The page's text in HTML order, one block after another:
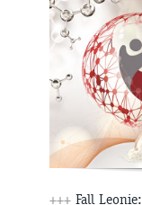
+++ Fall